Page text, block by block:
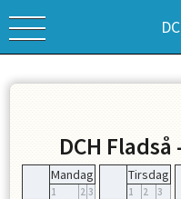
DCH
Mandag
1 2 3
Tirsdag
1 2
3